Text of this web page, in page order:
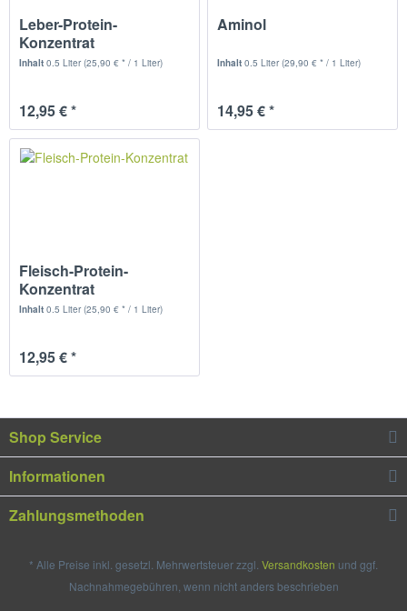
Leber-Protein-
Konzentrat
Inhalt0.5 Liter(25,90 € * / 1 Liter)
12,95 € *
Aminol
Inhalt0.5 Liter(29,90 € * / 1 Liter)
14,95 € *
Fleisch-Protein-
Konzentrat
Inhalt0.5 Liter(25,90 € * / 1 Liter)
12,95 € *
Shop Service
Informationen
Zahlungsmethoden
* Alle Preise inkl. gesetzl. Mehrwertsteuer zzgl. Versandkosten und ggf.
Nachnahmegebühren, wenn nicht anders beschrieben